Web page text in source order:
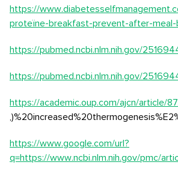
https://
proteïne-breakfast-prevent-after-
https://pubmed.ncbi.nlm.nih.gov/
https://pubmed.ncbi.nlm.nih.gov/
https://academic.oup.com/ajcn/article/
https://www.google.com/url?
q=https://www.ncbi.nlm.nih.gov/pmc/